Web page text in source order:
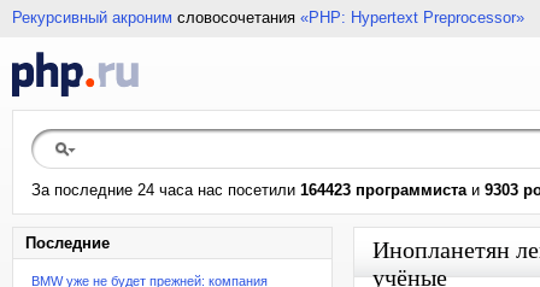
Рекурсивный акроним словосочетания «PHP: Hypertext Preprocessor»
За последние 24 часа нас посетили 164423 программистаи 9303
Последние
BMW уже не будет прежней: компания
Инопланетян
учёные